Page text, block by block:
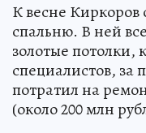
К весне Киркоров
спальню. В ней
золотые
специалистов, за
потратил на
(около 200 млн